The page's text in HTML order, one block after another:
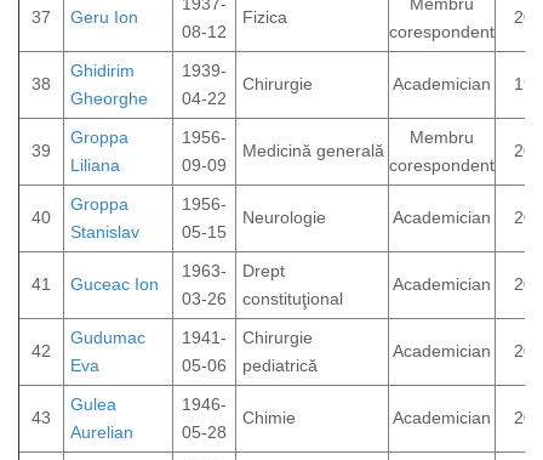
37 Geru Ion
08-12
Fizica
corespondent
38
Ghidirim
Gheorghe
1939-
04-22
Chirurgie Academician
39
Groppa
Liliana
1956-
09-09
Medicină generală
Membru
corespondent
40
Groppa
Stanislav
1956-
05-15
Neurologie Academician
41 Guceac Ion
1963-
03-26
Drept
constituţional
Academician
42
Gudumac
Eva
1941-
05-06
Chirurgie
pediatrică
Academician
43
Gulea
Aurelian
1946-
05-28
Chimie Academician